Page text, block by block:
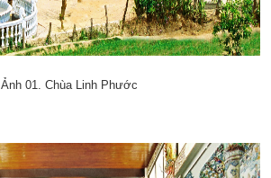
Ảnh 01. Chùa Linh Phước